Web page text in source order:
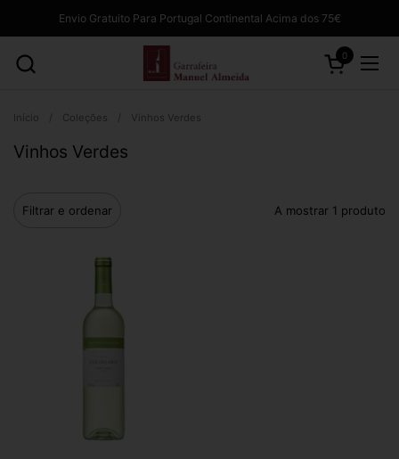
Envio Gratuito Para Portugal Continental Acima dos 75€
Abrir carrinho
0
Abrir
Início / Coleções / Vinhos Verdes
Vinhos Verdes
Filtrar e ordenar A mostrar 1 produto